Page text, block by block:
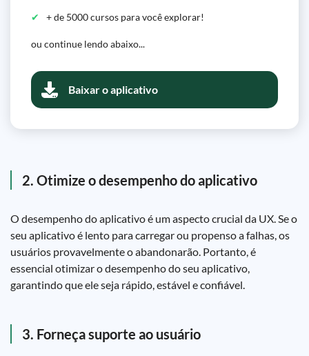
+ de 5000 cursos para você explorar!
ou continue lendo abaixo...
Baixar o aplicativo
2. Otimize o desempenho do aplicativo
O desempenho do aplicativo é um aspecto crucial da UX. Se o
seu aplicativo é lento para carregar ou propenso a falhas, os
usuários provavelmente o abandonarão. Portanto, é
essencial otimizar o desempenho do seu aplicativo,
garantindo que ele seja rápido, estável e confiável.
3. Forneça suporte ao usuário